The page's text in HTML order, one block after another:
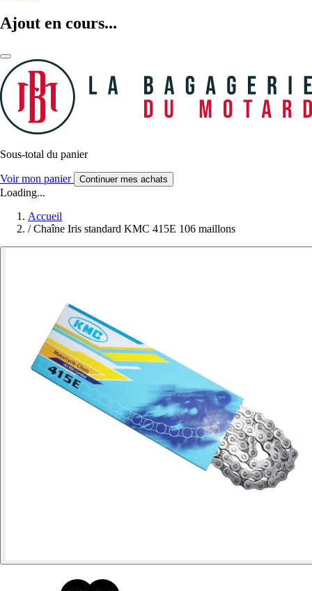
Ajout en cours...
Sous-total du panier
Voir mon panier Continuer mes achats
Loading...
Accueil
/ Chaîne Iris standard KMC 415E 106 maillons